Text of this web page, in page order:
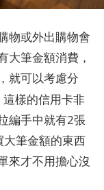
物或外出購物會
大筆金額消費，
就可以考慮分
這樣的信用卡非
編手中就有2張
筆金額的東西
來才不用擔心沒